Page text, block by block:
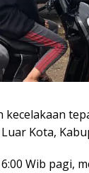
kecelakaan
Kota,
Wib pagi,